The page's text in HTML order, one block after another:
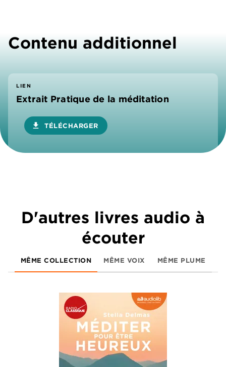
Contenu additionnel
LIEN
Extrait Pratique de la méditation
download TÉLÉCHARGER
D'autres livres audio à
écouter
MÊME COLLECTION MÊME VOIX MÊME PLUME